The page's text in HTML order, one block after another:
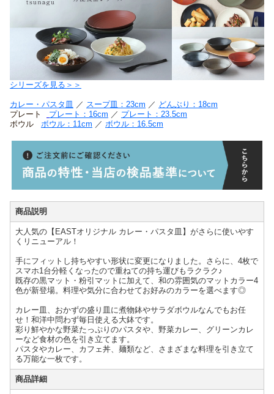
シリーズを見る＞＞
カレー・パスタ皿 ／ スープ皿：23cm ／ どんぶり：18cm
プレート
プレート：16cm ／ プレート：23.5cm
ボウル
ボウル：11cm ／ ボウル：16.5cm
商品説明
大人気の【EASTオリジナル カレー・パスタ皿】がさらに使いやす
くリニューアル！
手にフィットし持ちやすい形状に変更になりました。さらに、4枚で
スマホ1台分軽くなったので重ねての持ち運びもラクラク♪
既存の黒マット・粉引マットに加えて、和の雰囲気のマットカラー4
色が新登場。料理や気分に合わせてお好みのカラーを選べます◎
カレー皿、おかずの盛り皿に煮物鉢やサラダボウルなんでもお任
せ！和洋中問わず毎日使える大鉢です。
彩り鮮やかな野菜たっぷりのパスタや、野菜カレー、グリーンカレ
ーなど食材の色を引き立てます。
パスタやカレー、カフェ丼、麺類など、さまざまな料理を引き立て
る万能な一枚です。
商品詳細